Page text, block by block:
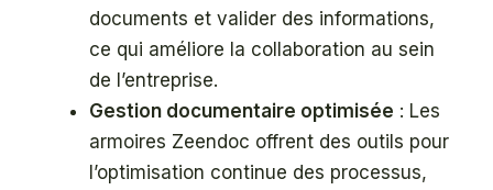
documents et valider des informations,
ce qui améliore la collaboration au sein
de l’entreprise.
Gestion documentaire optimisée : Les
armoires Zeendoc offrent des outils pour
l’optimisation continue des processus,